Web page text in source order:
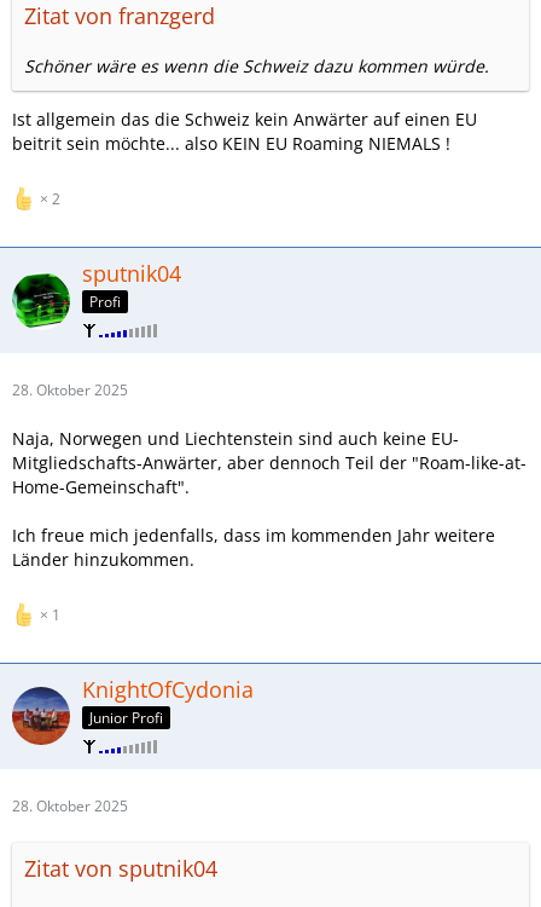
Zitat von franzgerd
Schöner wäre es wenn die Schweiz dazu kommen würde.
Ist allgemein das die Schweiz kein Anwärter auf einen EU
beitrit sein möchte... also KEIN EU Roaming NIEMALS !
2
sputnik04
Profi
28. Oktober 2025
Naja, Norwegen und Liechtenstein sind auch keine EU-
Mitgliedschafts-Anwärter, aber dennoch Teil der "Roam-like-at-
Home-Gemeinschaft".
Ich freue mich jedenfalls, dass im kommenden Jahr weitere
Länder hinzukommen.
1
KnightOfCydonia
Junior Profi
28. Oktober 2025
Zitat von sputnik04